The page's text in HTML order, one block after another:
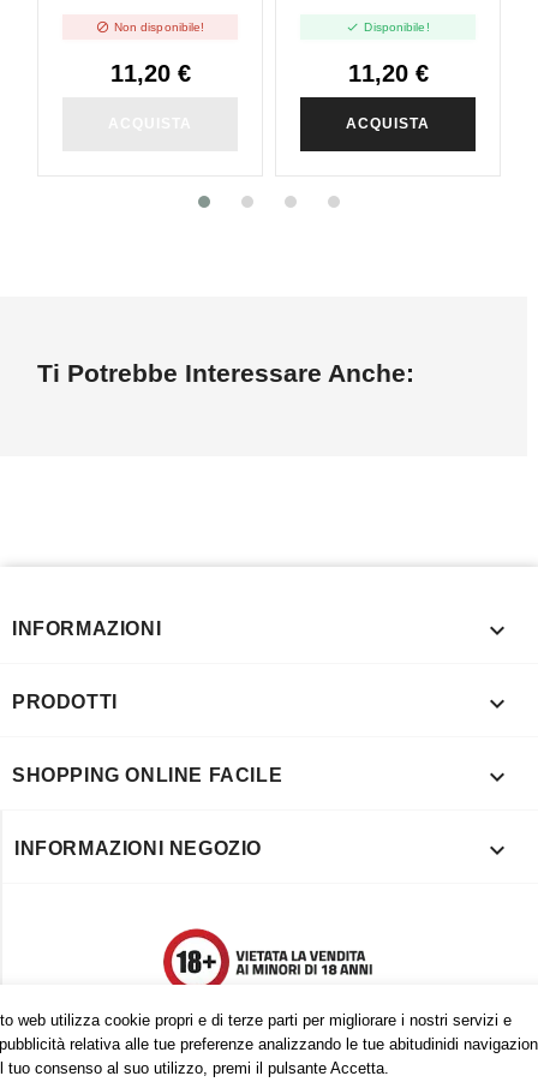
 Non disponibile!
11,20 €
 Disponibile!
11,20 €
ACQUISTA
Ti Potrebbe Interessare Anche:
web utilizza cookie propri e di terze parti per migliorare i nostri servizi e
relativa alle tue preferenze analizzando le tue abitudinidi
tuo consenso al suo utilizzo, premi il pulsante Accetta.
INFORMAZIONI 
PRODOTTI 
SHOPPING ONLINE FACILE 
INFORMAZIONI NEGOZIO 